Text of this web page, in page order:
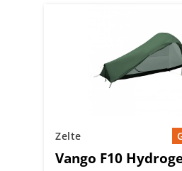
Zelte
Vango F10